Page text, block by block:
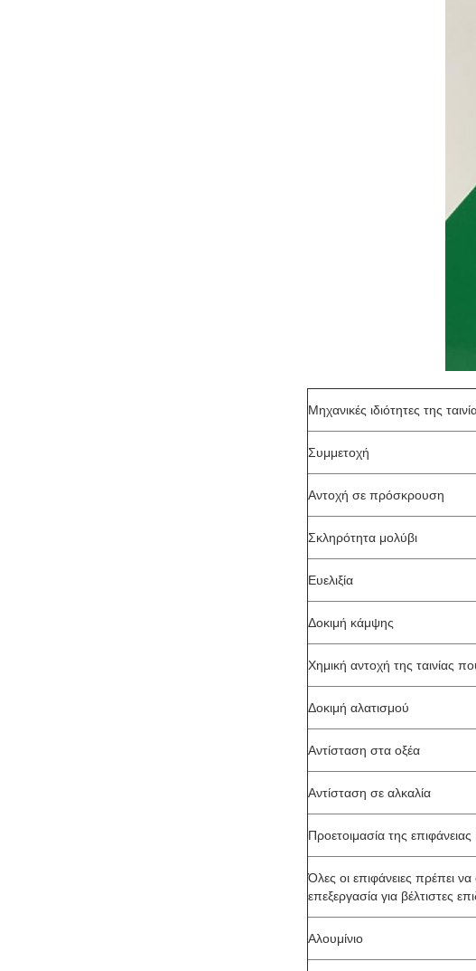
Μηχανικές ιδιότητες της
Συμμετοχή
Αντοχή σε πρόσκρουση
Σκληρότητα μολύβι
Ευελιξία
Δοκιμή κάμψης
Χημική αντοχή της ταινίας
Δοκιμή αλατισμού
Αντίσταση στα οξέα
Αντίσταση σε αλκαλία
Προετοιμασία της επιφάνειας
Όλες οι επιφάνειες πρέπει
επεξεργασία για βέλτιστες
Αλουμίνιο